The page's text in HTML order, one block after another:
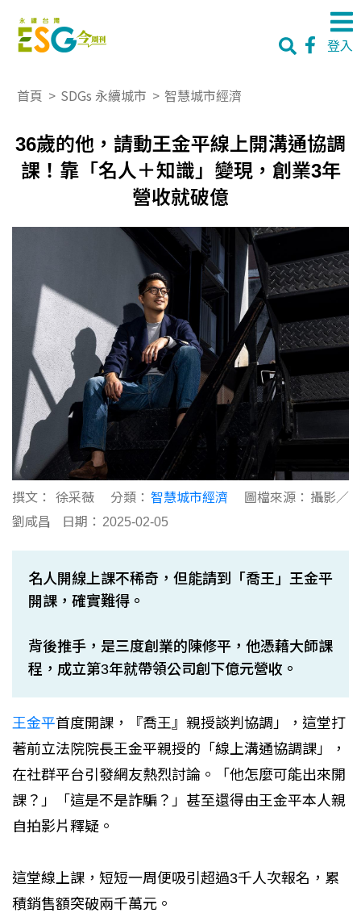
登入
首頁 > SDGs 永續城市 > 智慧城市經濟
36歲的他，請動王金平線上開溝通協調
課！靠「名人＋知識」變現，創業3年
營收就破億
撰文： 徐采薇 分類： 智慧城市經濟 圖檔來源： 攝影／
劉咸昌
日期： 2025-02-05
名人開線上課不稀奇，但能請到「喬王」王金平
開課，確實難得。
背後推手，是三度創業的陳修平，他憑藉大師課
程，成立第3年就帶領公司創下億元營收。
王金平首度開課，『喬王』親授談判協調」，這堂打
著前立法院院長王金平親授的「線上溝通協調課」，
在社群平台引發網友熱烈討論。「他怎麼可能出來開
課？」「這是不是詐騙？」甚至還得由王金平本人親
自拍影片釋疑。
這堂線上課，短短一周便吸引超過3千人次報名，累
積銷售額突破兩千萬元。